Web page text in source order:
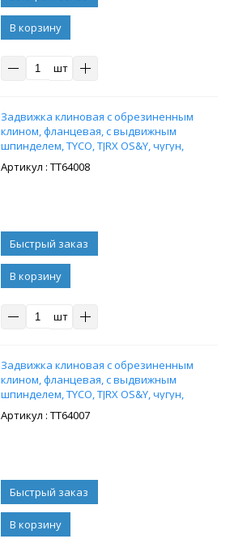
В корзину
шт
Задвижка клиновая с обрезиненным
клином, фланцевая, с выдвижным
шпинделем, TYCO, TJRX OS&Y, чугун,
Ду150, Ру20: ТТ64008
В корзину
шт
Задвижка клиновая с обрезиненным
клином, фланцевая, с выдвижным
шпинделем, TYCO, TJRX OS&Y, чугун,
Ду125, Ру20: ТТ64007
В корзину